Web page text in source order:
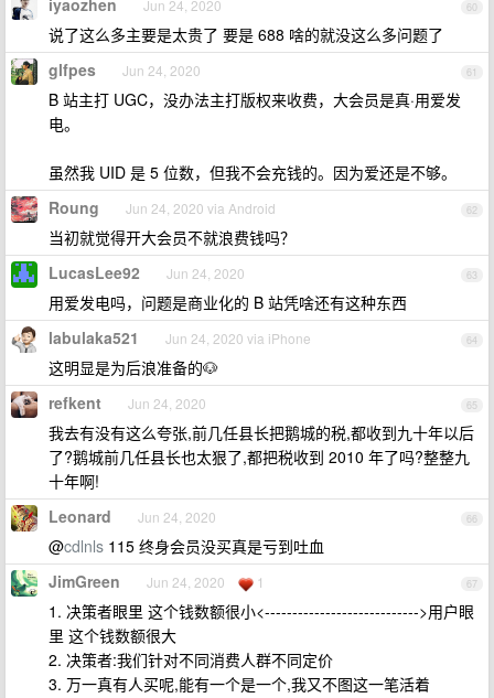
60
iyaozhen Jun 24, 2020
说了这么多主要是太贵了 要是 688 啥的就没这么多问题了
61
glfpes Jun 24, 2020
B 站主打 UGC，没办法主打版权来收费，大会员是真·用爱发
电。
虽然我 UID 是 5 位数，但我不会充钱的。因为爱还是不够。
62
Roung Jun 24, 2020 via Android
当初就觉得开大会员不就浪费钱吗？
63
LucasLee92 Jun 24, 2020
用爱发电吗，问题是商业化的 B 站凭啥还有这种东西
64
labulaka521 Jun 24, 2020 via iPhone
这明显是为后浪准备的🐶
65
refkent Jun 24, 2020
我去有没有这么夸张,前几任县长把鹅城的税,都收到九十年以后
了?鹅城前几任县长也太狠了,都把税收到 2010 年了吗?整整九
十年啊!
66
Leonard Jun 24, 2020
@cdlnls 115 终身会员没买真是亏到吐血
67
JimGreen Jun 24, 2020 1
1. 决策者眼里 这个钱数额很小<---------------------------->用户眼
里 这个钱数额很大
2. 决策者:我们针对不同消费人群不同定价
3. 万一真有人买呢,能有一个是一个,我又不图这一笔活着